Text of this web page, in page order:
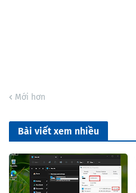
Mới hơn
Bài viết xem nhiều